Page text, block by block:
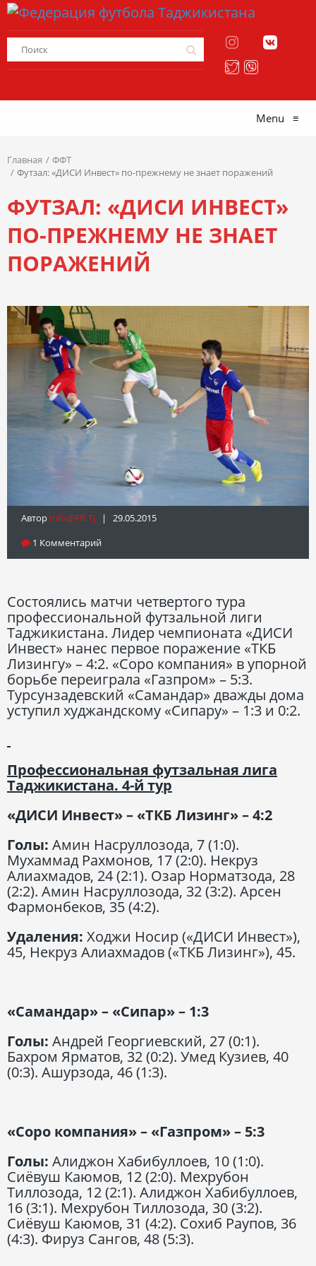
Menu ≡
Главная
ФФТ
Футзал: «ДИСИ Инвест» по-прежнему не знает поражений
ФУТЗАЛ: «ДИСИ ИНВЕСТ»
ПО-ПРЕЖНЕМУ НЕ ЗНАЕТ
ПОРАЖЕНИЙ
Автор Info@fft.tj | 29.05.2015
1 Комментарий
Состоялись матчи четвертого тура
профессиональной футзальной лиги
Таджикистана. Лидер чемпионата «ДИСИ
Инвест» нанес первое поражение «ТКБ
Лизингу» – 4:2. «Соро компания» в упорной
борьбе переиграла «Газпром» – 5:3.
Турсунзадевский «Самандар» дважды дома
уступил худжандскому «Сипару» – 1:3 и 0:2.
Профессиональная футзальная лига
Таджикистана. 4-й тур
«ДИСИ Инвест» – «ТКБ Лизинг» – 4:2
Голы: Амин Насруллозода, 7 (1:0).
Мухаммад Рахмонов, 17 (2:0). Некруз
Алиахмадов, 24 (2:1). Озар Норматзода, 28
(2:2). Амин Насруллозода, 32 (3:2). Арсен
Фармонбеков, 35 (4:2).
Удаления: Ходжи Носир («ДИСИ Инвест»),
45, Некруз Алиахмадов («ТКБ Лизинг»), 45.
«Самандар» – «Сипар» – 1:3
Голы: Андрей Георгиевский, 27 (0:1).
Бахром Ярматов, 32 (0:2). Умед Кузиев, 40
(0:3). Ашурзода, 46 (1:3).
«Соро компания» – «Газпром» – 5:3
Голы: Алиджон Хабибуллоев, 10 (1:0).
Сиёвуш Каюмов, 12 (2:0). Мехрубон
Тиллозода, 12 (2:1). Алиджон Хабибуллоев,
16 (3:1). Мехрубон Тиллозода, 30 (3:2).
Сиёвуш Каюмов, 31 (4:2). Сохиб Раупов, 36
(4:3). Фируз Сангов, 48 (5:3).